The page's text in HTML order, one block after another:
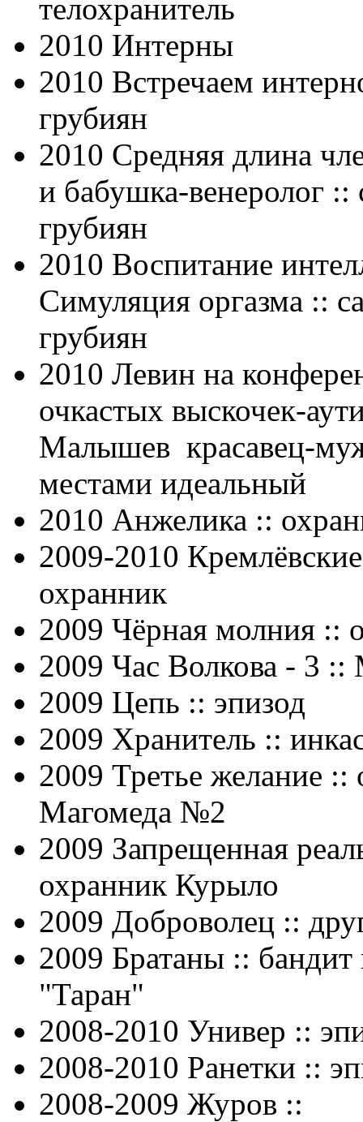
телохранитель
2010 Интерны
2010 Встречаем
грубиян
2010 Средняя длина
и бабушка-венеролог ::
грубиян
2010 Воспитание
Симуляция оргазма ::
грубиян
2010 Левин на
очкастых выскочек-
Малышев красавец-
местами идеальный
2010 Анжелика ::
2009-2010
охранник
2009 Чёрная молния ::
2009 Час Волкова - 3 ::
2009 Цепь :: эпизод
2009 Хранитель ::
2009 Третье желание ::
Магомеда №2
2009 Запрещенная
охранник Курыло
2009 Доброволец ::
2009 Братаны :: бандит
"Таран"
2008-2010 Универ ::
2008-2010 Ранетки ::
2008-2009 Журов ::